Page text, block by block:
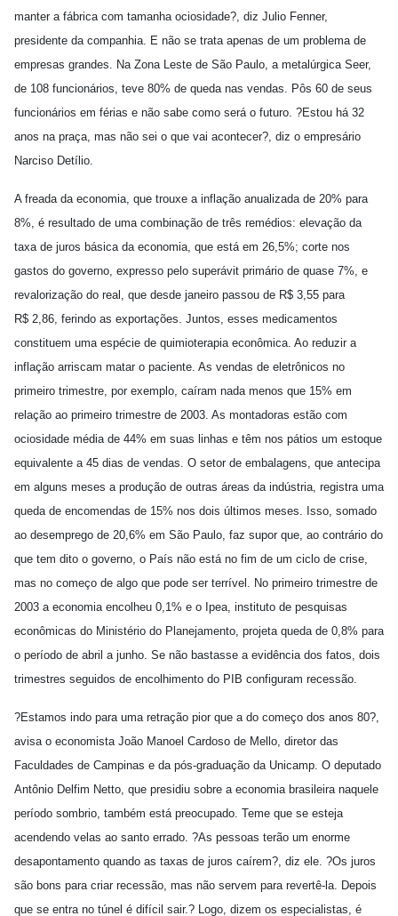
manter a fábrica com tamanha ociosidade?, diz Julio Fenner,
presidente da companhia. E não se trata apenas de um problema de
empresas grandes. Na Zona Leste de São Paulo, a metalúrgica Seer,
de 108 funcionários, teve 80% de queda nas vendas. Pôs 60 de seus
funcionários em férias e não sabe como será o futuro. ?Estou há 32
anos na praça, mas não sei o que vai acontecer?, diz o empresário
Narciso Detílio.
A freada da economia, que trouxe a inflação anualizada de 20% para
8%, é resultado de uma combinação de três remédios: elevação da
taxa de juros básica da economia, que está em 26,5%; corte nos
gastos do governo, expresso pelo superávit primário de quase 7%, e
revalorização do real, que desde janeiro passou de R$ 3,55 para
R$ 2,86, ferindo as exportações. Juntos, esses medicamentos
constituem uma espécie de quimioterapia econômica. Ao reduzir a
inflação arriscam matar o paciente. As vendas de eletrônicos no
primeiro trimestre, por exemplo, caíram nada menos que 15% em
relação ao primeiro trimestre de 2003. As montadoras estão com
ociosidade média de 44% em suas linhas e têm nos pátios um estoque
equivalente a 45 dias de vendas. O setor de embalagens, que antecipa
em alguns meses a produção de outras áreas da indústria, registra uma
queda de encomendas de 15% nos dois últimos meses. Isso, somado
ao desemprego de 20,6% em São Paulo, faz supor que, ao contrário do
que tem dito o governo, o País não está no fim de um ciclo de crise,
mas no começo de algo que pode ser terrível. No primeiro trimestre de
2003 a economia encolheu 0,1% e o Ipea, instituto de pesquisas
econômicas do Ministério do Planejamento, projeta queda de 0,8% para
o período de abril a junho. Se não bastasse a evidência dos fatos, dois
trimestres seguidos de encolhimento do PIB configuram recessão.
?Estamos indo para uma retração pior que a do começo dos anos 80?,
avisa o economista João Manoel Cardoso de Mello, diretor das
Faculdades de Campinas e da pós-graduação da Unicamp. O deputado
Antônio Delfim Netto, que presidiu sobre a economia brasileira naquele
período sombrio, também está preocupado. Teme que se esteja
acendendo velas ao santo errado. ?As pessoas terão um enorme
desapontamento quando as taxas de juros caírem?, diz ele. ?Os juros
são bons para criar recessão, mas não servem para revertê-la. Depois
que se entra no túnel é difícil sair.? Logo, dizem os especialistas, é